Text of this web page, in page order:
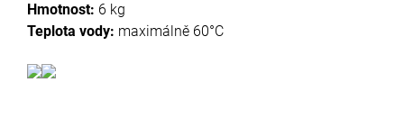
Hmotnost: 6 kg
Teplota vody: maximálně 60°C